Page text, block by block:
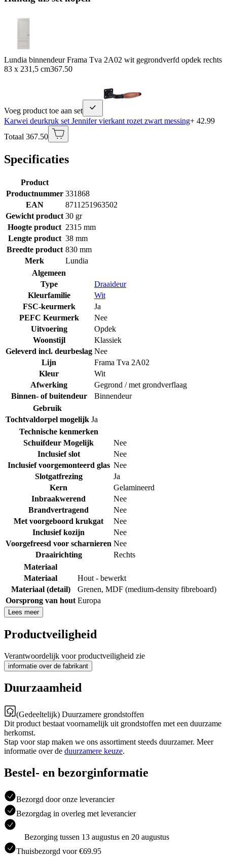
Lundia binnendeur Frama Tva 2A02 wit gegrondverfd opdek rechts
83 x 231,5 cm367.50
Voeg product toe aan set
Karwei deurkruk set Jennifer vierkant rozet zwart messing+ 42.99
Totaal 367.50
Specificaties
Product
Productnummer 331868
EAN
8711251963502
Gewicht product 30 gr
Hoogte product 2315 mm
Lengte product 38 mm
Breedte product 830 mm
Merk
Lundia
Algemeen
Type
Draaideur
Kleurfamilie
Wit
FSC-keurmerk
Ja
PEFC Keurmerk
Nee
Uitvoering
Opdek
Woonstijl
Klassiek
Geleverd incl. deurbeslag Nee
Lijn
Frama Tva 2A02
Kleur
Wit
Afwerking
Gegrond / met grondverflaag
Binnen- of buitendeur
Binnendeur
Gebruik
Tochtvaldorpel mogelijk Ja
Technische kenmerken
Schuifdeur Mogelijk
Nee
Inclusief slot
Nee
Inclusief voorgemonteerd glas Nee
Slotgatfrezing
Ja
Kern
Gelamineerd
Inbraakwerend
Nee
Brandvertragend
Nee
Met voorgeboord krukgat
Nee
Inclusief kozijn
Nee
Voorgefreesd voor scharnieren Nee
Draairichting
Rechts
Materiaal
Materiaal
Hout - bewerkt
Materiaal (detail)
Grenen, MDF (medium-density fibreboard)
Oorsprong van hout Europa
Lees meer
Productveiligheid
Verantwoordelijk voor productveiligheid zie
informatie over de fabrikant
Duurzaamheid
(Gedeeltelijk) Duurzamere grondstoffen
Dit product bestaat voornamelijk uit grondstoffen met een duurzame
herkomst.
Stap voor stap maken we ons assortiment steeds duurzamer. Meer
informatie over de duurzamere keuze.
Bestel- en bezorginformatie
Bezorgd door onze leverancier
Bezorgdag in overleg met leverancier
Bezorging tussen 13 augustus en 20 augustus
Thuisbezorgd voor €69.95